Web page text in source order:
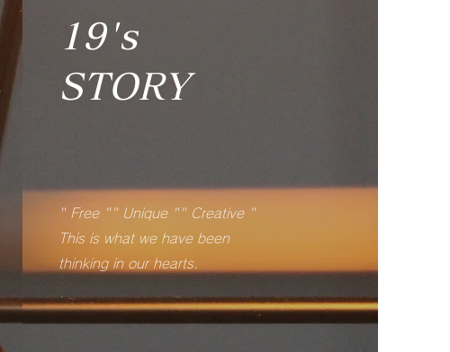
19's
​STORY
" Free "" Unique "" Creative "
This is what we have been
thinking in our hearts.